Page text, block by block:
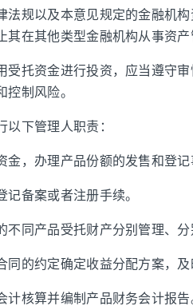
法规以及本意见规定的金融机
其在其他类型金融机构从事资产
受托资金进行投资，应当遵守
控制风险。
以下管理人职责：
金，办理产品份额的发售和登记
记备案或者注册手续。
不同产品受托财产分别管理、分
同的约定确定收益分配方案，及
计核算并编制产品财务会计报告